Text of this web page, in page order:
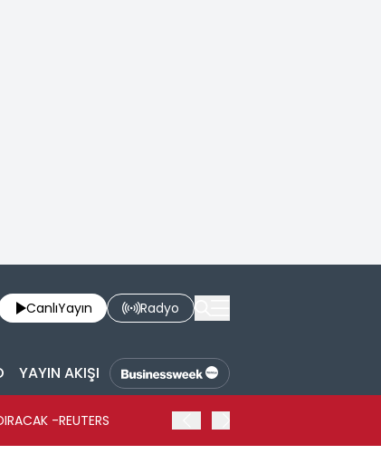
CanlıYayın Radyo
YAYIN AKIŞI
-REUTERS